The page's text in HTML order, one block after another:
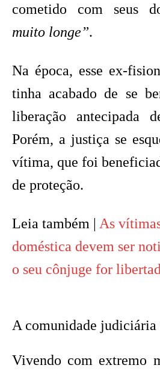
cometido com seus
muito longe”.
Na época, esse ex-
tinha acabado de se
liberação antecipada
Porém, a justiça se
vítima, que foi
de proteção.
Leia também | As
doméstica devem ser
o seu cônjuge for
A comunidade judiciária
Vivendo com extremo